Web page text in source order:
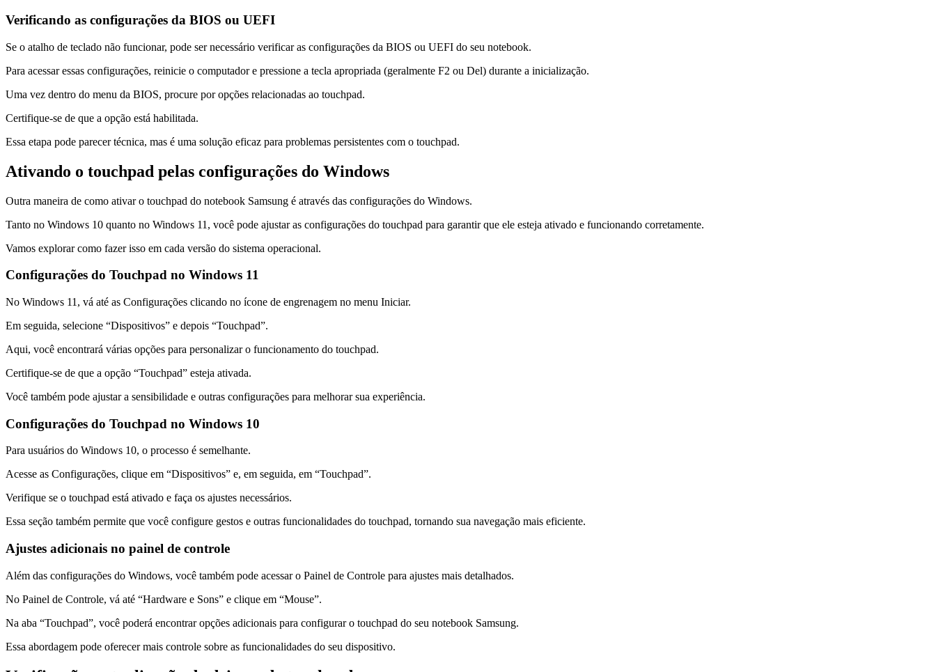
Verificando as configurações da BIOS ou UEFI
Se o atalho de teclado não funcionar, pode ser necessário verificar as configurações da BIOS ou UEFI do seu notebook.
Para acessar essas configurações, reinicie o computador e pressione a tecla apropriada (geralmente F2 ou Del) durante a inicialização.
Uma vez dentro do menu da BIOS, procure por opções relacionadas ao touchpad.
Certifique-se de que a opção está habilitada.
Essa etapa pode parecer técnica, mas é uma solução eficaz para problemas persistentes com o touchpad.
Ativando o touchpad pelas configurações do Windows
Outra maneira de como ativar o touchpad do notebook Samsung é através das configurações do Windows.
Tanto no Windows 10 quanto no Windows 11, você pode ajustar as configurações do touchpad para garantir que ele esteja ativado e funcionando corretamente.
Vamos explorar como fazer isso em cada versão do sistema operacional.
Configurações do Touchpad no Windows 11
No Windows 11, vá até as Configurações clicando no ícone de engrenagem no menu Iniciar.
Em seguida, selecione “Dispositivos” e depois “Touchpad”.
Aqui, você encontrará várias opções para personalizar o funcionamento do touchpad.
Certifique-se de que a opção “Touchpad” esteja ativada.
Você também pode ajustar a sensibilidade e outras configurações para melhorar sua experiência.
Configurações do Touchpad no Windows 10
Para usuários do Windows 10, o processo é semelhante.
Acesse as Configurações, clique em “Dispositivos” e, em seguida, em “Touchpad”.
Verifique se o touchpad está ativado e faça os ajustes necessários.
Essa seção também permite que você configure gestos e outras funcionalidades do touchpad, tornando sua navegação mais eficiente.
Ajustes adicionais no painel de controle
Além das configurações do Windows, você também pode acessar o Painel de Controle para ajustes mais detalhados.
No Painel de Controle, vá até “Hardware e Sons” e clique em “Mouse”.
Na aba “Touchpad”, você poderá encontrar opções adicionais para configurar o touchpad do seu notebook Samsung.
Essa abordagem pode oferecer mais controle sobre as funcionalidades do seu dispositivo.